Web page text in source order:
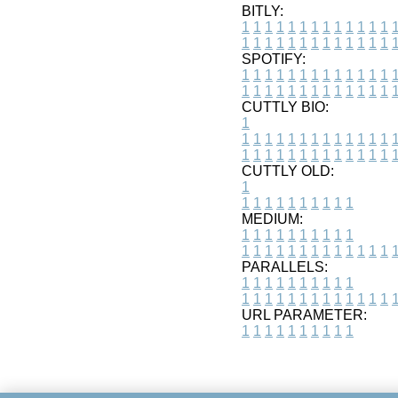
BITLY:
1 1 1 1 1 1 1 1 1 1 1 1 1 1
1 1 1 1 1 1 1 1 1 1 1 1 1 1
SPOTIFY:
1 1 1 1 1 1 1 1 1 1 1 1 1 1
1 1 1 1 1 1 1 1 1 1 1 1 1 1
CUTTLY BIO:
1
1 1 1 1 1 1 1 1 1 1 1 1 1 1
1 1 1 1 1 1 1 1 1 1 1 1 1 1
CUTTLY OLD:
1
1 1 1 1 1 1 1 1 1 1
MEDIUM:
1 1 1 1 1 1 1 1 1 1
1 1 1 1 1 1 1 1 1 1 1 1 1 1
PARALLELS:
1 1 1 1 1 1 1 1 1 1
1 1 1 1 1 1 1 1 1 1 1 1 1 1
URL PARAMETER:
1 1 1 1 1 1 1 1 1 1